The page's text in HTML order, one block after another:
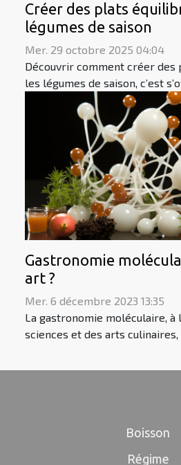
Créer des plats
légumes de saison
Mer. 29 octobre 2025 04:04
Découvrir comment créer des
les légumes de saison, c’est
Gastronomie
art ?
Mer. 6 décembre 2023 13:35
La gastronomie moléculaire, à
sciences et des arts culinaires,
Boisson
Régime